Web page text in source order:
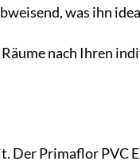
was ihn
nach Ihren
Primaflor PVC